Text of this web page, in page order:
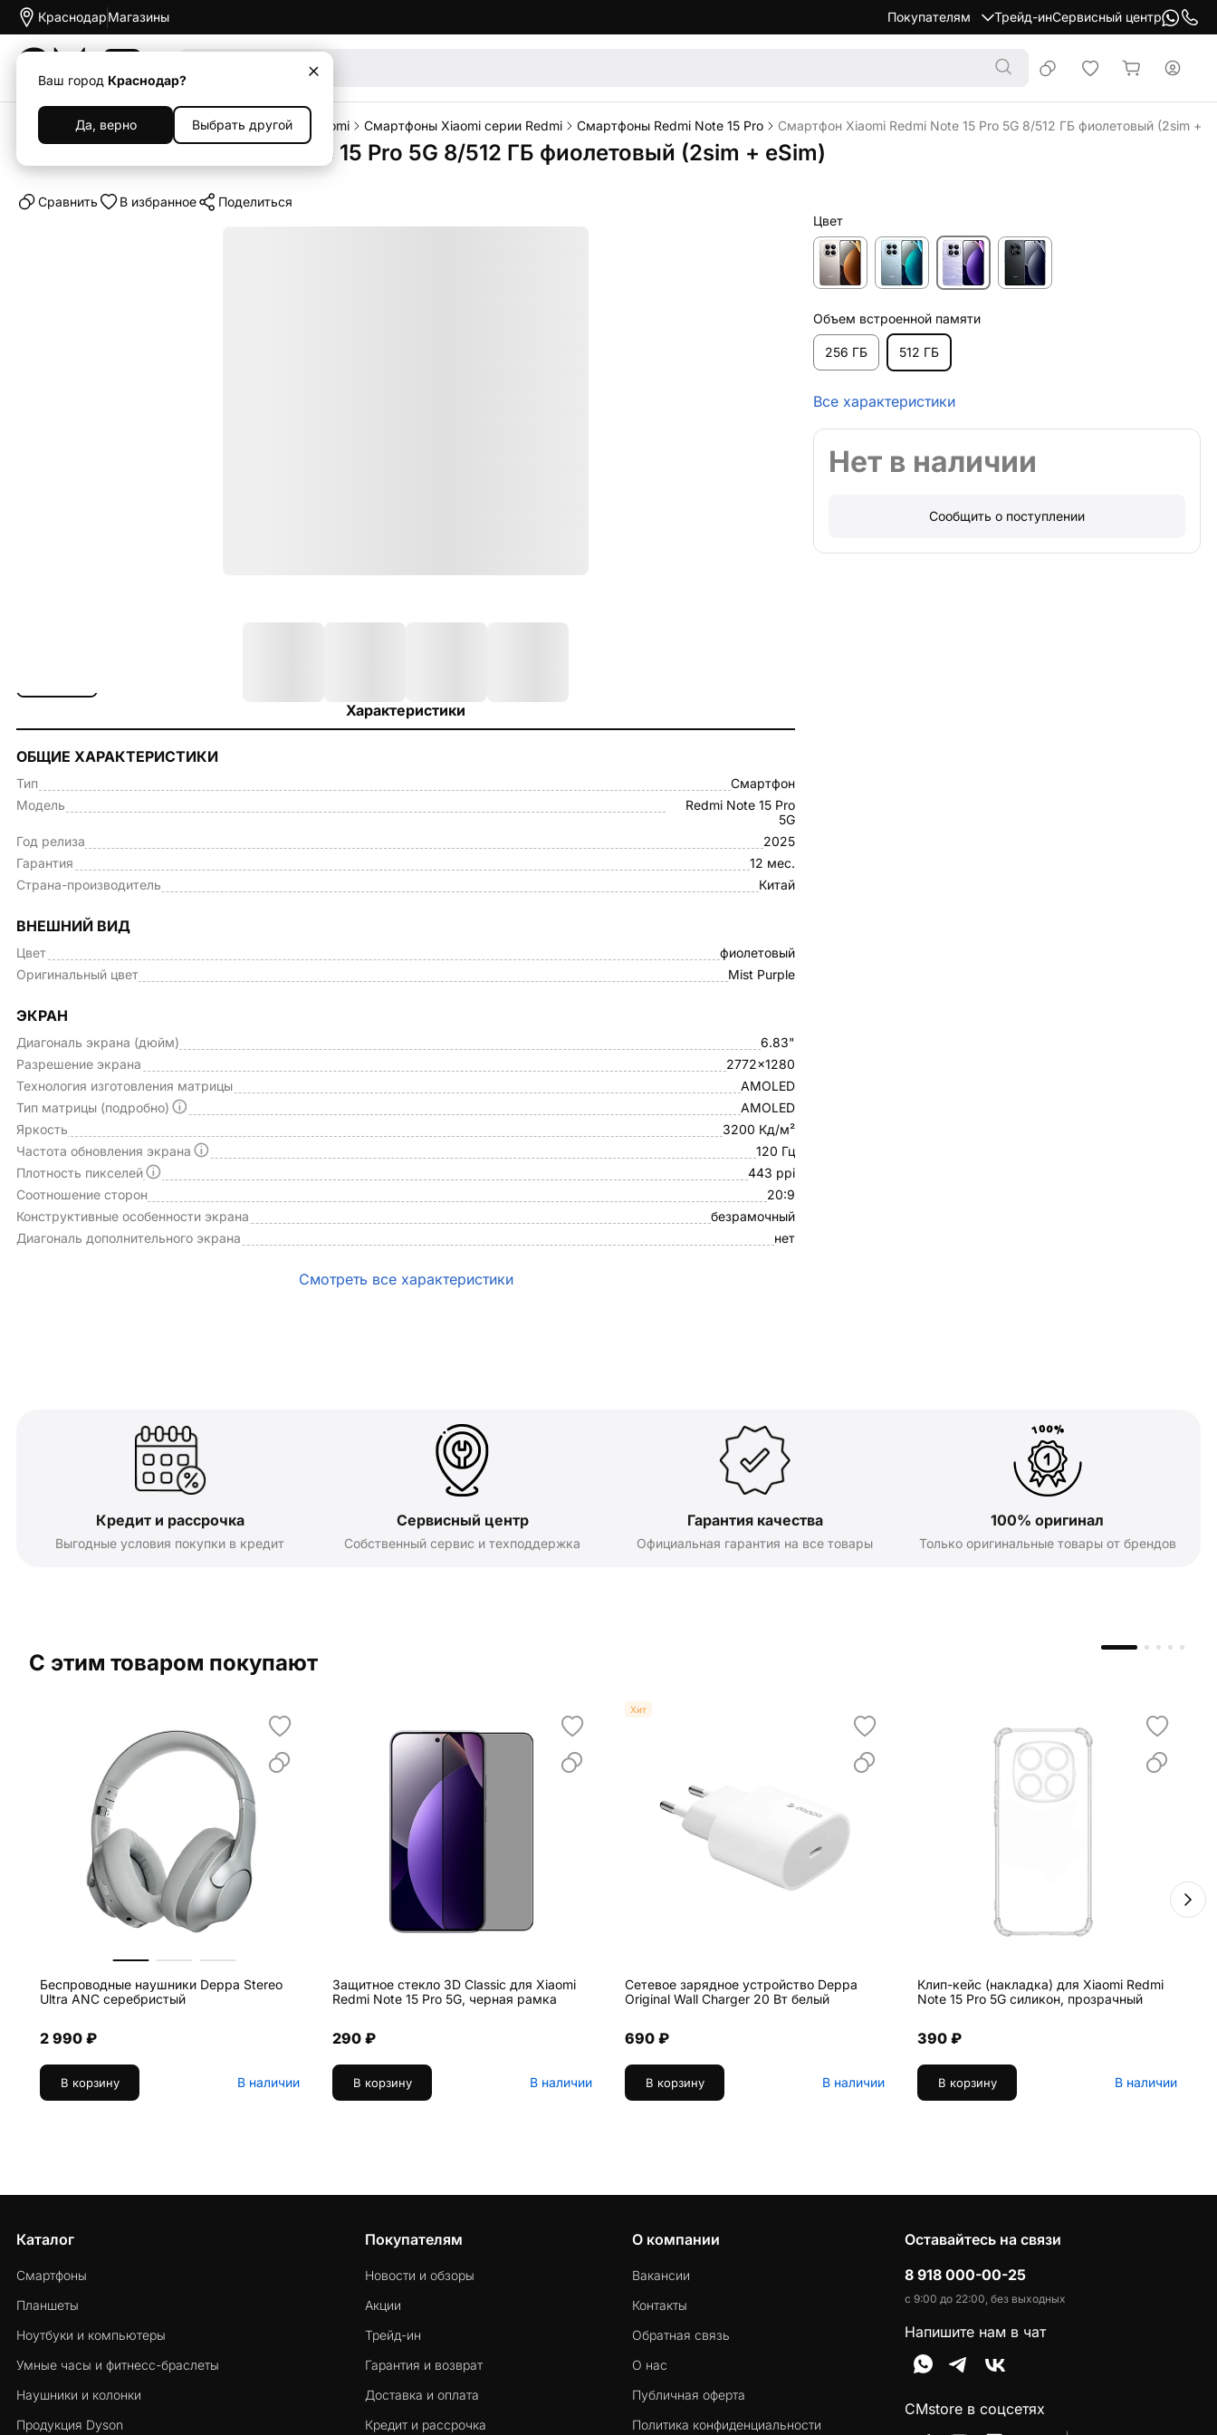
Краснодар
Ваш город Краснодар?
Да, верно Выбрать другой
Магазины Покупателям Трейд-инСервисный центр
Каталог Смартфоны Смартфоны Xiaomi Смартфоны Xiaomi серии Redmi Смартфоны Redmi Note 15 Pro Смартфон Xiaomi Redmi Note 15 Pro 5G 8/512 ГБ фиолетовый (2sim +
Смартфон Xiaomi Redmi Note 15 Pro 5G 8/512 ГБ фиолетовый (2sim + eSim)
Cравнить В избранное Поделиться
Характеристики
ОБЩИЕ ХАРАКТЕРИСТИКИ
Тип
Смартфон
Модель
Redmi Note 15 Pro
5G
Год релиза
2025
Гарантия
12 мес.
Страна-производитель
Китай
ВНЕШНИЙ ВИД
Цвет
фиолетовый
Оригинальный цвет
Mist Purple
ЭКРАН
Диагональ экрана (дюйм)
6.83"
Разрешение экрана
2772x1280
Технология изготовления матрицы
AMOLED
Тип матрицы (подробно)
AMOLED
Яркость
3200 Кд/м²
Частота обновления экрана
120 Гц
Плотность пикселей
443 ppi
Соотношение сторон
20:9
Конструктивные особенности экрана
безрамочный
Диагональ дополнительного экрана
нет
Смотреть все характеристики
Цвет
Объем встроенной памяти
256 ГБ 512 ГБ
Все характеристики
Нет в наличии
Сообщить о поступлении
Кредит и рассрочка
Выгодные условия покупки в кредит
Сервисный центр
Собственный сервис и техподдержка
Гарантия качества
Официальная гарантия на все товары
100% оригинал
Только оригинальные товары от брендов
С этим товаром покупают
Беспроводные наушники Deppa Stereo
Ultra ANC серебристый
2 990 ₽
В корзину В наличии
Защитное стекло 3D Classic для Xiaomi
Redmi Note 15 Pro 5G, черная рамка
290 ₽
В корзину В наличии
Хит
Сетевое зарядное устройство Deppa
Original Wall Charger 20 Вт белый
690 ₽
В корзину В наличии
Клип-кейс (накладка) для Xiaomi Redmi
Note 15 Pro 5G силикон, прозрачный
390 ₽
В корзину В наличии
Каталог
Смартфоны
Планшеты
Ноутбуки и компьютеры
Умные часы и фитнесс-браслеты
Наушники и колонки
Продукция Dyson
Покупателям
Новости и обзоры
Акции
Трейд-ин
Гарантия и возврат
Доставка и оплата
Кредит и рассрочка
О компании
Вакансии
Контакты
Обратная связь
О нас
Публичная оферта
Политика конфиденциальности
Оставайтесь на связи
8 918 000-00-25
с 9:00 до 22:00, без выходных
Напишите нам в чат
CMstore в соцсетях